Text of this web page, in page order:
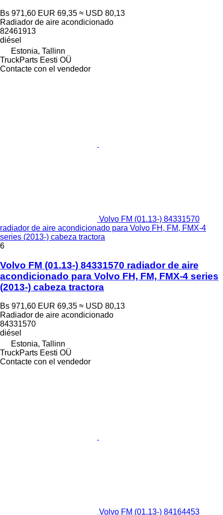
Bs 971,60 EUR 69,35 ≈ USD 80,13
Radiador de aire acondicionado
82461913
diésel
Estonia, Tallinn
TruckParts Eesti OÜ
Contacte con el vendedor
Volvo FM (01.13-) 84331570
radiador de aire acondicionado para Volvo FH, FM, FMX-4
series (2013-) cabeza tractora
6
Volvo FM (01.13-) 84331570 radiador de aire
acondicionado para Volvo FH, FM, FMX-4 series
(2013-) cabeza tractora
Bs 971,60 EUR 69,35 ≈ USD 80,13
Radiador de aire acondicionado
84331570
diésel
Estonia, Tallinn
TruckParts Eesti OÜ
Contacte con el vendedor
Volvo FM (01.13-) 84164453